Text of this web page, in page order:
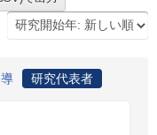
研究代表者